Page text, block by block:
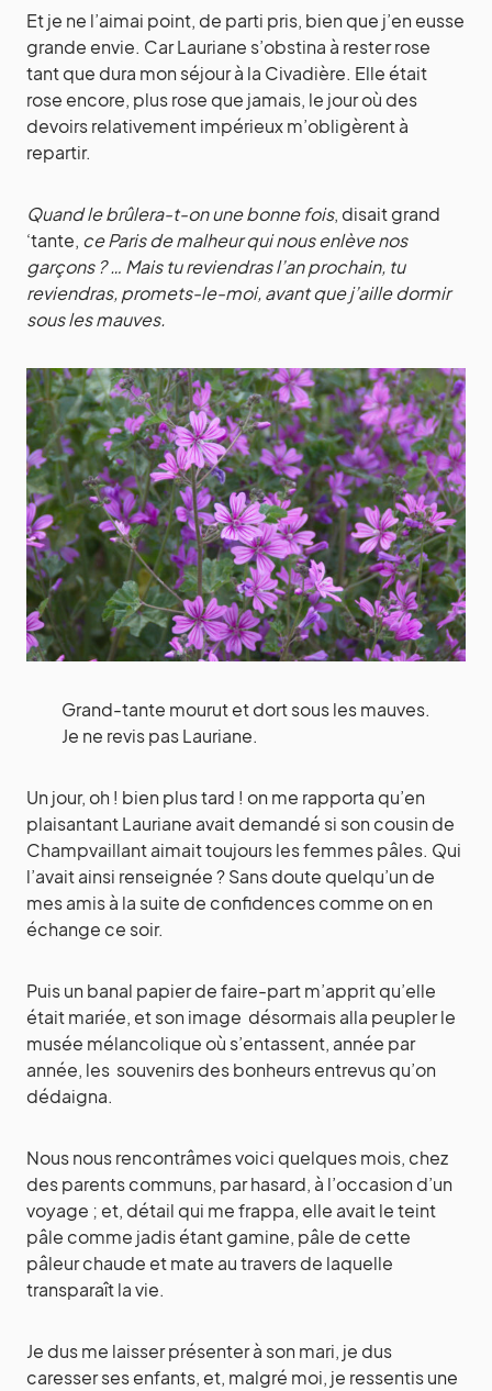
Et je ne l’aimai point, de parti pris, bien que j’en eusse
grande envie. Car Lauriane s’obstina à rester rose
tant que dura mon séjour à la Civadière. Elle était
rose encore, plus rose que jamais, le jour où des
devoirs relativement impérieux m’obligèrent à
repartir.
Quand le brûlera-t-on une bonne fois, disait grand
‘tante, ce Paris de malheur qui nous enlève nos
garçons ? … Mais tu reviendras l’an prochain, tu
reviendras, promets-le-moi, avant que j’aille dormir
sous les mauves.
Grand-tante mourut et dort sous les mauves.
Je ne revis pas Lauriane.
Un jour, oh ! bien plus tard ! on me rapporta qu’en
plaisantant Lauriane avait demandé si son cousin de
Champvaillant aimait toujours les femmes pâles. Qui
l’avait ainsi renseignée ? Sans doute quelqu’un de
mes amis à la suite de confidences comme on en
échange ce soir.
Puis un banal papier de faire-part m’apprit qu’elle
était mariée, et son image désormais alla peupler le
musée mélancolique où s’entassent, année par
année, les souvenirs des bonheurs entrevus qu’on
dédaigna.
Nous nous rencontrâmes voici quelques mois, chez
des parents communs, par hasard, à l’occasion d’un
voyage ; et, détail qui me frappa, elle avait le teint
pâle comme jadis étant gamine, pâle de cette
pâleur chaude et mate au travers de laquelle
transparaît la vie.
Je dus me laisser présenter à son mari, je dus
caresser ses enfants, et, malgré moi, je ressentis une